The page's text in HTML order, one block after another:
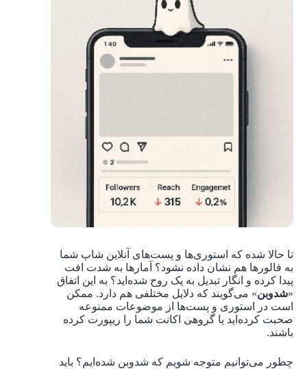
تا حالا شده که استوری‌ها و پست‌های آنلاین شاپ شما
به فالورها هم نشان داده نشود؟ آمارها به شدت افت
پیدا کرده و انگار تبدیل به یک روح شده‌اید؟ به این اتفاق
«شدوبن» می‌گویند که دلایل مختلفی هم دارد. ممکن
است در استوری و پست‌ها از موضوعات ممنوعه
صحبت کرده‌اید یا گروهی اکانت شما را ریپورت کرده
باشند.
چطور می‌توانیم متوجه شویم که شدوبن شده‌ایم؟ باید